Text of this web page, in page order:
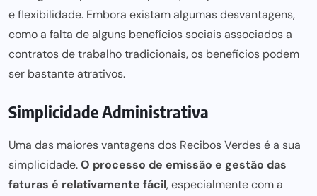
e flexibilidade. Embora existam algumas desvantagens,
como a falta de alguns benefícios sociais associados a
contratos de trabalho tradicionais, os benefícios podem
ser bastante atrativos.
Simplicidade Administrativa
Uma das maiores vantagens dos Recibos Verdes é a sua
simplicidade.O processo de emissão e gestão das
faturas é relativamente fácil, especialmente com a